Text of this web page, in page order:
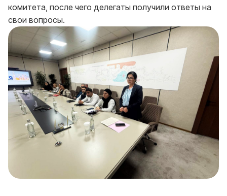
комитета, после чего делегаты получили ответы на
свои вопросы.